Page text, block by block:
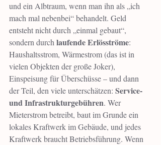
und ein Albtraum, wenn man ihn als „ich
mach mal nebenbei“ behandelt. Geld
entsteht nicht durch „einmal gebaut“,
sondern durch laufende Erlösströme:
Haushaltsstrom, Wärmestrom (das ist in
vielen Objekten der große Joker),
Einspeisung für Überschüsse – und dann
der Teil, den viele unterschätzen: Service-
und Infrastrukturgebühren. Wer
Mieterstrom betreibt, baut im Grunde ein
lokales Kraftwerk im Gebäude, und jedes
Kraftwerk braucht Betriebsführung. Wenn